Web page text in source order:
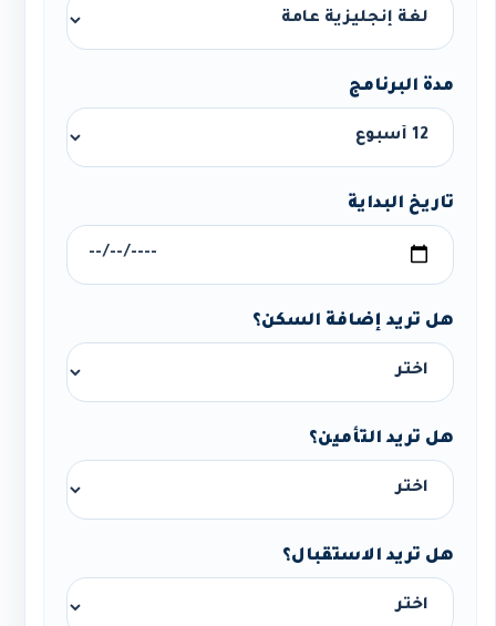
مدة البرنامج
تاريخ البداية
هل تريد إضافة السكن؟
هل تريد التأمين؟
هل تريد الاستقبال؟